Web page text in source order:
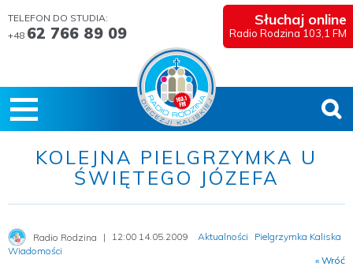
TELEFON DO STUDIA:
+48 62 766 89 09
Słuchaj online
Radio Rodzina 103,1 FM
KOLEJNA PIELGRZYMKA U
ŚWIĘTEGO JÓZEFA
Radio Rodzina 12:00 14.05.2009 Aktualności
Pielgrzymka Kaliska
Wiadomości
« Wróć